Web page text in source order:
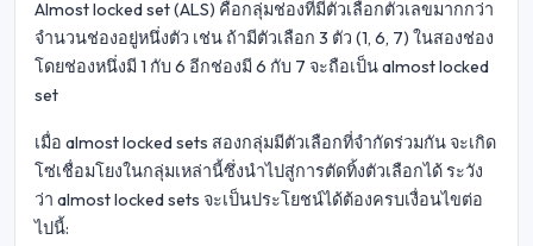
Almost locked set (ALS) คือกลุ่มช่องที่มีตัวเลือกตัวเลขมากกว่า
จำนวนช่องอยู่หนึ่งตัว เช่น ถ้ามีตัวเลือก 3 ตัว (1, 6, 7) ในสองช่อง
โดยช่องหนึ่งมี 1 กับ 6 อีกช่องมี 6 กับ 7 จะถือเป็น almost locked
set
เมื่อ almost locked sets สองกลุ่มมีตัวเลือกที่จำกัดร่วมกัน จะเกิด
โซ่เชื่อมโยงในกลุ่มเหล่านี้ซึ่งนำไปสู่การตัดทิ้งตัวเลือกได้ ระวัง
ว่า almost locked sets จะเป็นประโยชน์ได้ต้องครบเงื่อนไขต่อ
ไปนี้: